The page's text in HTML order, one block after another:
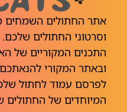
אתר החתולים השמחים
וסרטוני החתולים
התכנים המקוריים של
ובאתר המקורי
לפרסם עמוד לחתול
המיוחדים של החתולים